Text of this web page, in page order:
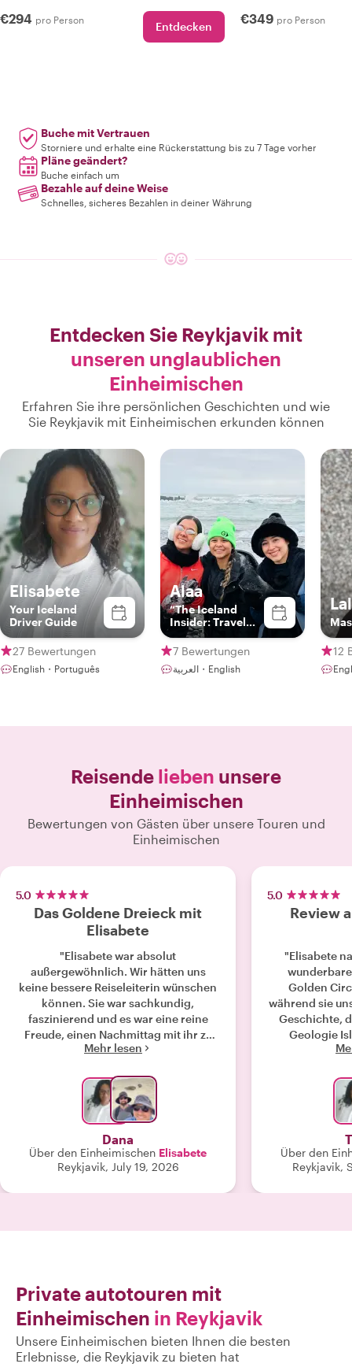
€294 pro Person Entdecken
€349 pro Person
Buche mit Vertrauen
Storniere und erhalte eine Rückerstattung bis zu 7 Tage vorher
Pläne geändert?
Buche einfach um
Bezahle auf deine Weise
Schnelles, sicheres Bezahlen in deiner Währung
Entdecken Sie Reykjavik mit
unseren unglaublichen
Einheimischen
Erfahren Sie ihre persönlichen Geschichten und wie
Sie Reykjavik mit Einheimischen erkunden können
Elisabete
Your Iceland
Driver Guide
27 Bewertungen
English・Português
Alaa
“The Iceland
Insider: Travel
Beyond
Ordinary"
7 Bewertungen
العربية・English
12
Reisende lieben unsere
Einheimischen
Bewertungen von Gästen über unsere Touren und
Einheimischen
5.0
Das Goldene Dreieck mit
Elisabete
"Elisabete war absolut
außergewöhnlich. Wir hätten uns
keine bessere Reiseleiterin wünschen
können. Sie war sachkundig,
faszinierend und es war eine reine
Freude, einen Nachmittag mit ihr zu
verbringen. Ich kann sie nur
Mehr lesen
Dana
Über den Einheimischen Elisabete
Reykjavik, July 19, 2026
5.0
Review
"Elisabete
Golden
während sie
Geschichte,
Geologie
fröhliche
etwas
Über den
Reykjavik,
Private autotouren mit
Einheimischen in Reykjavik
Unsere Einheimischen bieten Ihnen die besten
Erlebnisse, die Reykjavik zu bieten hat